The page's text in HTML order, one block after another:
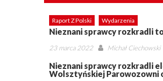
Raport Z Polski Wydarzenia
Nieznani sprawcy rozkradli
Posted
23 marca 2022 Author
Michał Ciechowski
Nieznani sprawcy rozkradli
Wolsztyńskiej Parowozowni